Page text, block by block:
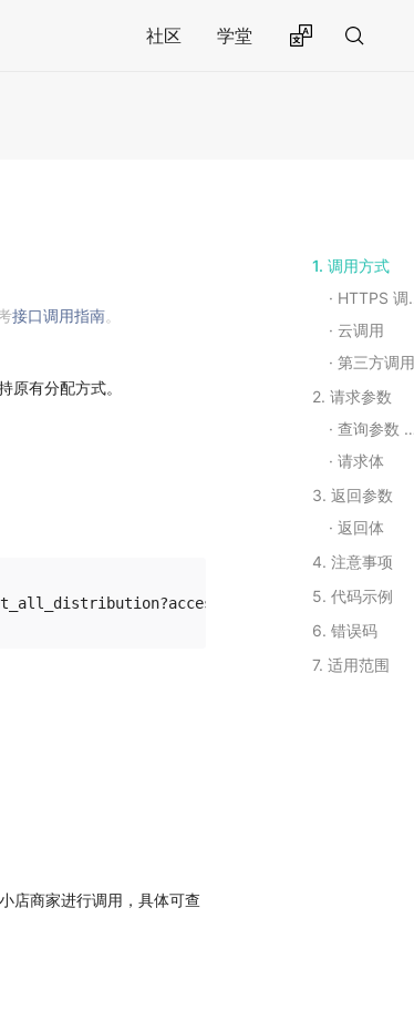
社区 学堂
接口调用指南。
有分配方式。
店商家进行调用，具体可查
1. 调用方式
HTTPS 调用
云调用
第三方调用
2. 请求参数
查询参数 Query String Parameters
请求体
3. 返回参数
返回体
4. 注意事项
5. 代码示例
6. 错误码
7. 适用范围